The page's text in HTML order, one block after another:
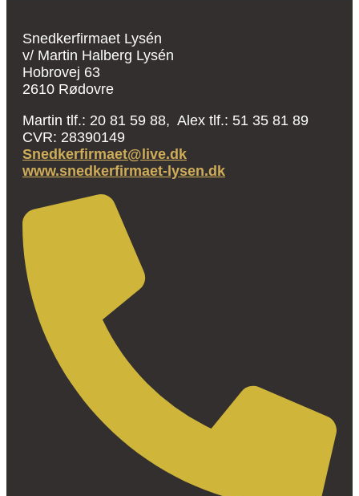
Snedkerfirmaet Lysén
v/ Martin Halberg Lysén
Hobrovej 63
2610 Rødovre
Martin tlf.: 20 81 59 88, Alex tlf.: 51 35 81 89
CVR: 28390149
Snedkerfirmaet@live.dk
www.snedkerfirmaet-lysen.dk